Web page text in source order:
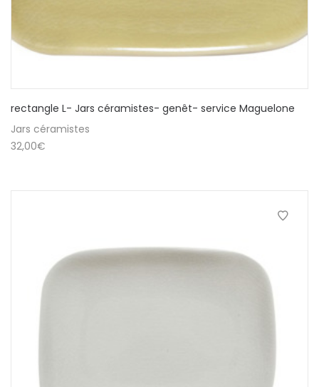
rectangle L- Jars céramistes- genêt- service Maguelone
Jars céramistes
32,00€